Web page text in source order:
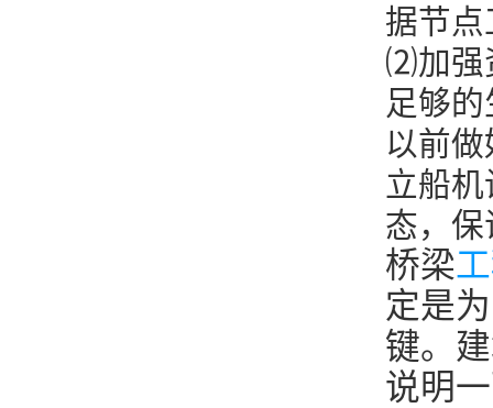
据节
⑵加强
足够
以前
立船
态，
桥梁
定是
键。
说明